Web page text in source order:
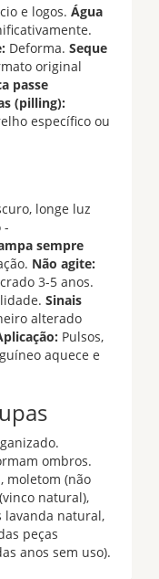
e logos. Água
Deforma. Seque
original
passe
(pilling):
específico ou
longe luz
-
sempre
Não agite:
3-5 anos.
Sinais
alterado
Pulsos,
aquece e
ombros.
moletom (não
natural),
lavanda natural,
peças
anos sem uso).